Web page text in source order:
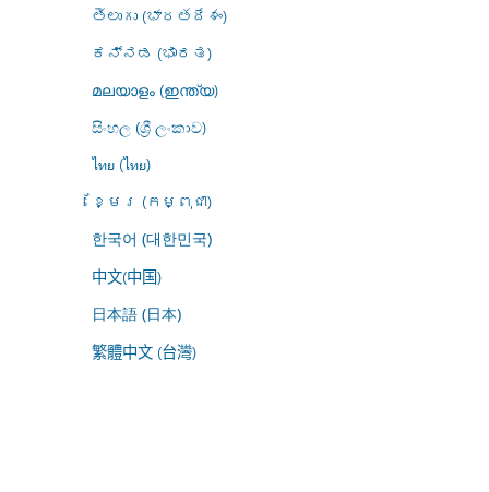
తెలుగు (భారతదేశం)
ಕನ್ನಡ (ಭಾರತ)
മലയാളം (ഇന്ത്യ)
සිංහල (ශ්‍රී ලංකාව)
ไทย (ไทย)
ខ្មែរ (កម្ពុជា)
한국어 (대한민국)
中文(中国)
日本語 (日本)
繁體中文 (台灣)